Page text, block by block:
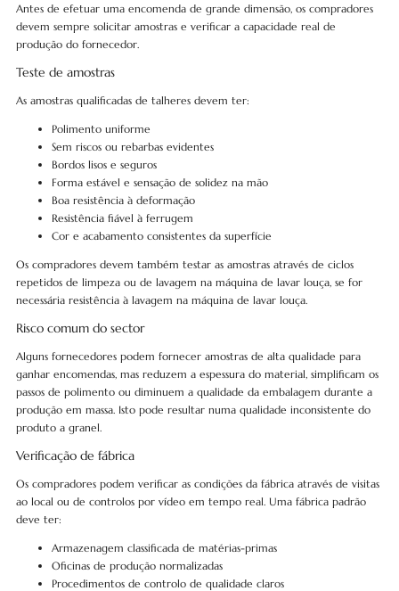
Antes de efetuar uma encomenda de grande dimensão, os compradores
devem sempre solicitar amostras e verificar a capacidade real de
produção do fornecedor.
Teste de amostras
As amostras qualificadas de talheres devem ter:
Polimento uniforme
Sem riscos ou rebarbas evidentes
Bordos lisos e seguros
Forma estável e sensação de solidez na mão
Boa resistência à deformação
Resistência fiável à ferrugem
Cor e acabamento consistentes da superfície
Os compradores devem também testar as amostras através de ciclos
repetidos de limpeza ou de lavagem na máquina de lavar louça, se for
necessária resistência à lavagem na máquina de lavar louça.
Risco comum do sector
Alguns fornecedores podem fornecer amostras de alta qualidade para
ganhar encomendas, mas reduzem a espessura do material, simplificam os
passos de polimento ou diminuem a qualidade da embalagem durante a
produção em massa. Isto pode resultar numa qualidade inconsistente do
produto a granel.
Verificação de fábrica
Os compradores podem verificar as condições da fábrica através de visitas
ao local ou de controlos por vídeo em tempo real. Uma fábrica padrão
deve ter:
Armazenagem classificada de matérias-primas
Oficinas de produção normalizadas
Procedimentos de controlo de qualidade claros